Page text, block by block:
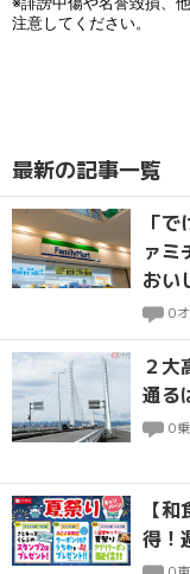
最新の記事一覧
「
ァミ
おい
0
２大
通る
0
【
得！